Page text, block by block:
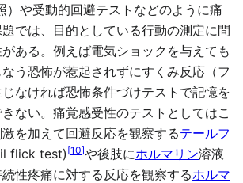
）や受動的回避テストなどのように痛
では、目的としている行動の測定に問
ある。例えば電気ショックを与えても
う恐怖が惹起されずにすくみ反応（フ
なければ恐怖条件づけテストで記憶を
ない。痛覚感受性のテストとしてはこ
を加えて回避反応を観察するテールフ
flick test) [10]や後肢にホルマリン溶液
性疼痛に対する反応を観察するホルマ